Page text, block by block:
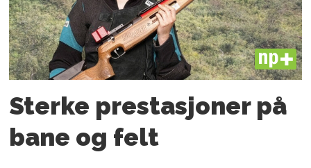
PLUS
Sterke prestasjoner på
bane og felt